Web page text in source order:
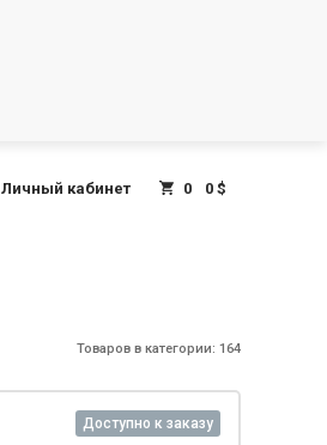
Личный кабинет 0 0 $
Товаров в категории: 164
Доступно к заказу